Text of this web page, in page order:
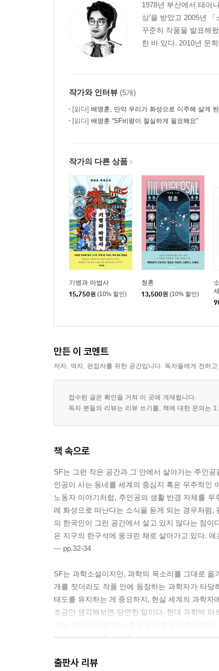
1978년 부산에서 태어
상’을 받았고 2005년
꾸준히 작품을 발표해
한 바 있다. 2010년 문
작가와 인터뷰 (5개)
[읽다] 배명훈, 만약 우리가 화성으로 이주해 살게
[읽다] 배명훈 “SF비평이 절실하게 필요해요”
작가의 다른 상품
기병과 마법사
15,750원 (10% 할인)
청혼
13,500원 (10% 할인)
만든 이 코멘트
저자, 역자, 편집자를 위한 공간입니다. 독자들에게 전하
접수된 글은 확인을 거쳐 이 곳에 게재됩니다.
독자 분들의 리뷰는 리뷰 쓰기를, 책에 대한 문의는
책 속으로
SF는 그런 작은 공간과 그 안에서 살아가는 주인
인공이 사는 동네를 세계의 중심지 혹은 우주적인
노동자 이야기처럼, 주인공의 생활 반경 자체를
레 화성으로 떠난다는 소식을 듣게 되는 경우처
의 한국인이 그런 공간에서 살고 있지 않다는 점
은 지구의 한구석에 웅크린 채로 살아가고 있다.
--- pp.32-34
SF는 과학소설이지만, 과학의 목소리를 그대로
개를 젓더라도 작품 안에 등장하는 과학자가 타
태도를 유지하는 게 중요하지, 현실 세계의 과학
조금만 생각해보면 당연한 일이다. 현대 과학에
한다. 사이언스를 그대로 옮겨와서가 아니라 사이
출판사 리뷰